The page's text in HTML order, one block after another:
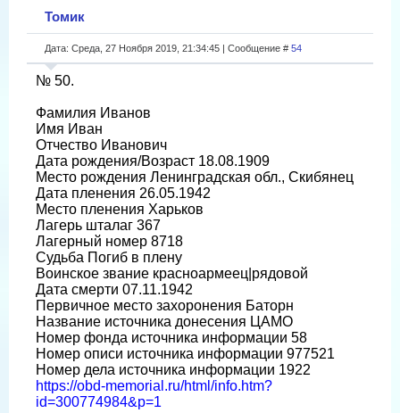
Томик
Дата: Среда, 27 Ноября 2019, 21:34:45 | Сообщение # 54
№ 50.
Фамилия Иванов
Имя Иван
Отчество Иванович
Дата рождения/Возраст 18.08.1909
Место рождения Ленинградская обл., Скибянец
Дата пленения 26.05.1942
Место пленения Харьков
Лагерь шталаг 367
Лагерный номер 8718
Судьба Погиб в плену
Воинское звание красноармеец|рядовой
Дата смерти 07.11.1942
Первичное место захоронения Баторн
Название источника донесения ЦАМО
Номер фонда источника информации 58
Номер описи источника информации 977521
Номер дела источника информации 1922
https://obd-memorial.ru/html/info.htm?
id=300774984&p=1